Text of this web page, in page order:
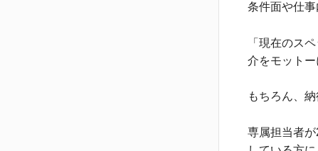
条件面や仕
「現在のス
介をモット
もちろん、
専属担当者